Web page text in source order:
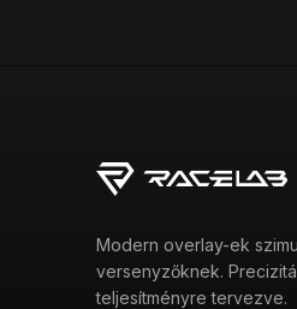
Modern overlay-ek
versenyzőknek.
teljesítményre tervezve.